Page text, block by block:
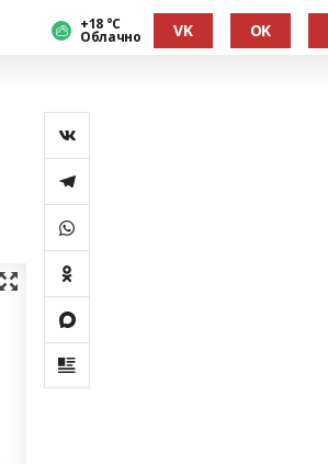
+18 °С
Облачно VK OK